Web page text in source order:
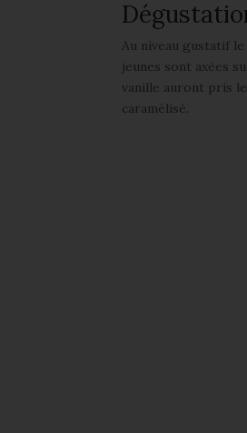
Au niveau gustatif
jeunes sont axées
vanille auront pris
caramélisé.